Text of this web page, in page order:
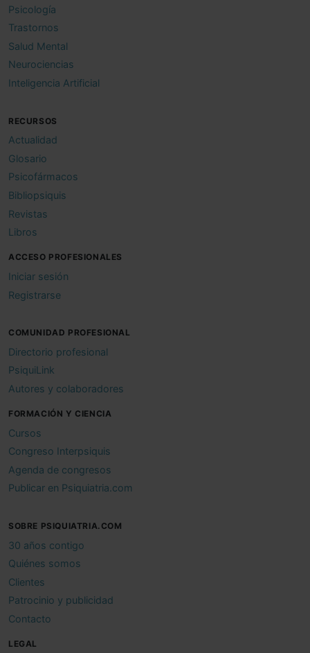
Psicología
Trastornos
Salud Mental
Neurociencias
Inteligencia Artificial
RECURSOS
Actualidad
Glosario
Psicofármacos
Bibliopsiquis
Revistas
Libros
ACCESO PROFESIONALES
Iniciar sesión
Registrarse
COMUNIDAD PROFESIONAL
Directorio profesional
PsiquiLink
Autores y colaboradores
FORMACIÓN Y CIENCIA
Cursos
Congreso Interpsiquis
Agenda de congresos
Publicar en Psiquiatria.com
SOBRE PSIQUIATRIA.COM
30 años contigo
Quiénes somos
Clientes
Patrocinio y publicidad
Contacto
LEGAL